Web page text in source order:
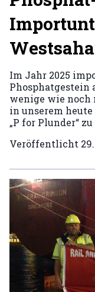
Im Jahr 2025
Phosphatgestein
wenige wie noch
in unserem
„P for Plunder“
Veröffentlicht